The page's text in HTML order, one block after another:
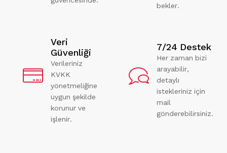
bekler.
Veri
Güvenliği
Verileriniz
KVKK
yönetmeliğine
uygun şekilde
korunur ve
işlenir.
7/24 Destek
Her zaman bizi
arayabilir,
detaylı
istekleriniz için
mail
gönderebilirsiniz.